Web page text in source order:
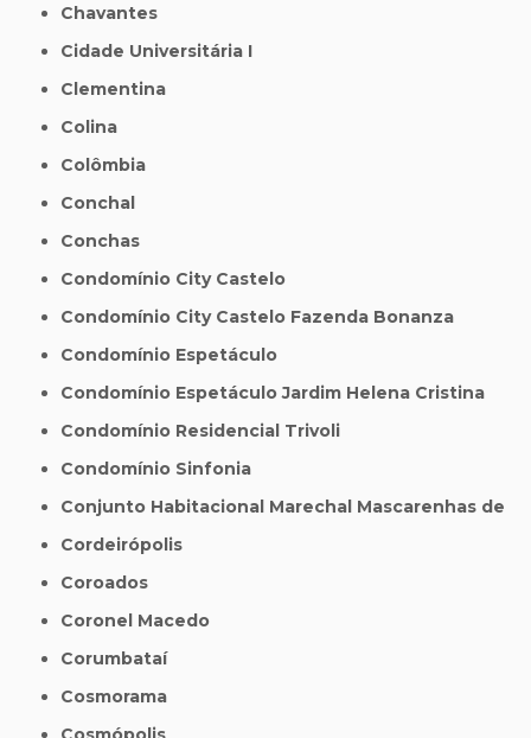
Chavantes
Cidade Universitária I
Clementina
Colina
Colômbia
Conchal
Conchas
Condomínio City Castelo
Condomínio City Castelo Fazenda Bonanza
Condomínio Espetáculo
Condomínio Espetáculo Jardim Helena Cristina
Condomínio Residencial Trivoli
Condomínio Sinfonia
Conjunto Habitacional Marechal Mascarenhas de
Cordeirópolis
Coroados
Coronel Macedo
Corumbataí
Cosmorama